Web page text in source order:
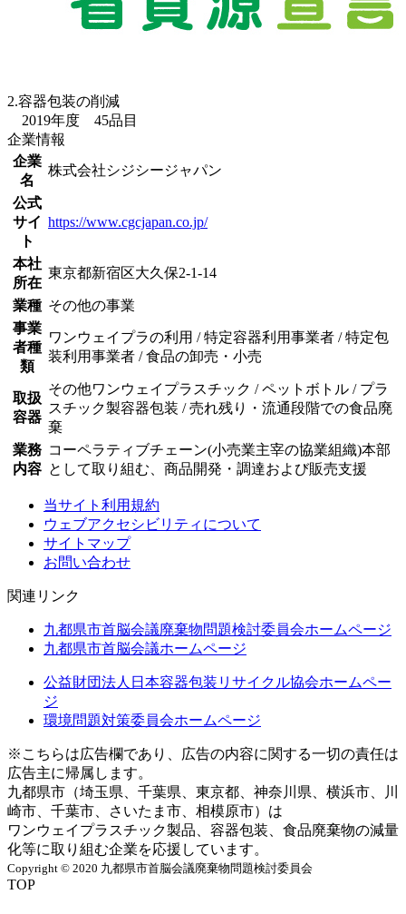
2.容器包装の削減
2019年度 45品目
企業情報
企業
名
株式会社シジシージャパン
公式
サイ
ト
https://www.cgcjapan.co.jp/
本社
所在
東京都新宿区大久保2-1-14
業種 その他の事業
事業
者種
類
ワンウェイプラの利用 / 特定容器利用事業者 / 特定包
装利用事業者 / 食品の卸売・小売
取扱
容器
その他ワンウェイプラスチック / ペットボトル / プラ
スチック製容器包装 / 売れ残り・流通段階での食品廃
棄
業務
内容
コーペラティブチェーン(小売業主宰の協業組織)本部
として取り組む、商品開発・調達および販売支援
当サイト利用規約
ウェブアクセシビリティについて
サイトマップ
お問い合わせ
関連リンク
九都県市首脳会議廃棄物問題検討委員会ホームページ
九都県市首脳会議ホームページ
公益財団法人日本容器包装リサイクル協会ホームペー
ジ
環境問題対策委員会ホームページ
※こちらは広告欄であり、広告の内容に関する一切の責任は
広告主に帰属します。
九都県市（埼玉県、千葉県、東京都、神奈川県、横浜市、川
崎市、千葉市、さいたま市、相模原市）は
ワンウェイプラスチック製品、容器包装、食品廃棄物の減量
化等に取り組む企業を応援しています。
Copyright © 2020 九都県市首脳会議廃棄物問題検討委員会
TOP